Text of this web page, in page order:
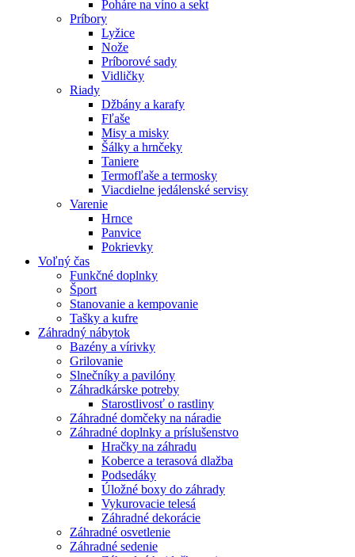
Poháre na víno a sekt
Príbory
Lyžice
Nože
Príborové sady
Vidličky
Riady
Džbány a karafy
Fľaše
Misy a misky
Šálky a hrnčeky
Taniere
Termofľaše a termosky
Viacdielne jedálenské servisy
Varenie
Hrnce
Panvice
Pokrievky
Voľný čas
Funkčné doplnky
Šport
Stanovanie a kempovanie
Tašky a kufre
Záhradný nábytok
Bazény a vírivky
Grilovanie
Slnečníky a pavilóny
Záhradkárske potreby
Starostlivosť o rastliny
Záhradné domčeky na náradie
Záhradné doplnky a príslušenstvo
Hračky na záhradu
Koberce a terasová dlažba
Podsedáky
Úložné boxy do záhrady
Vykurovacie telesá
Záhradné dekorácie
Záhradné osvetlenie
Záhradné sedenie